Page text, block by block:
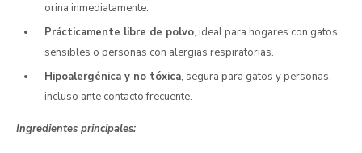
orina inmediatamente.
Prácticamente libre de polvo, ideal para hogares con gatos
sensibles o personas con alergias respiratorias.
Hipoalergénica y no tóxica, segura para gatos y personas,
incluso ante contacto frecuente.
Ingredientes principales: